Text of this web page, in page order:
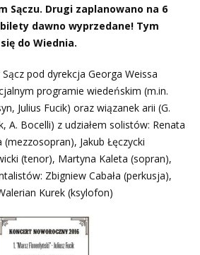
Sączu. Drugi zaplanowano na 6
dawno wyprzedane! Tym
do Wiednia.
pod dyrekcja Georga Weissa
programie wiedeńskim (m.in.
Julius Fucik) oraz wiązanek arii (G.
A. Bocelli) z udziałem solistów: Renata
Jakub Łęczycki
(tenor), Martyna Kaleta (sopran),
Zbigniew Cabała (perkusja),
Kurek (ksylofon)